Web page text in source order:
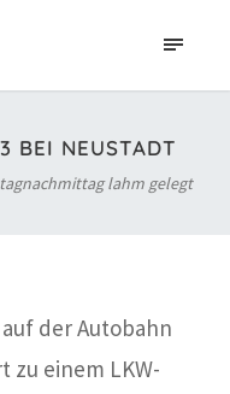
BEI NEUSTADT
lahm gelegt
der Autobahn
zu einem LKW-